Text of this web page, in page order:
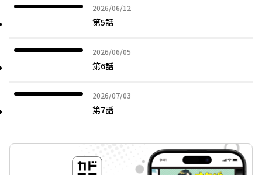
2026/06/12
2026年06月12日
第5話
2026/06/05
2026年06月05日
第6話
2026/07/03
2026年07月03日
第7話